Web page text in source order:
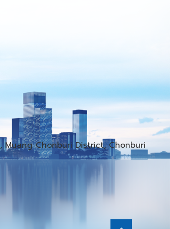
Chonburi District, Chonburi